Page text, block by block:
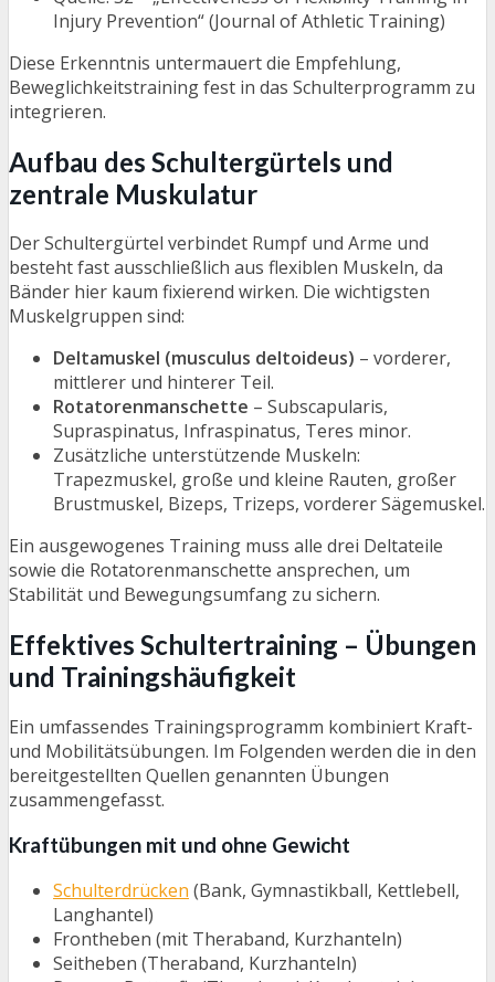
Injury Prevention“ (Journal of Athletic Training)
Diese Erkenntnis untermauert die Empfehlung,
Beweglichkeitstraining fest in das Schulterprogramm zu
integrieren.
Aufbau des Schultergürtels und
zentrale Muskulatur
Der Schultergürtel verbindet Rumpf und Arme und
besteht fast ausschließlich aus flexiblen Muskeln, da
Bänder hier kaum fixierend wirken. Die wichtigsten
Muskelgruppen sind:
Deltamuskel (musculus deltoideus) – vorderer,
mittlerer und hinterer Teil.
Rotatorenmanschette – Subscapularis,
Supraspinatus, Infraspinatus, Teres minor.
Zusätzliche unterstützende Muskeln:
Trapezmuskel, große und kleine Rauten, großer
Brustmuskel, Bizeps, Trizeps, vorderer Sägemuskel.
Ein ausgewogenes Training muss alle drei Deltateile
sowie die Rotatorenmanschette ansprechen, um
Stabilität und Bewegungsumfang zu sichern.
Effektives Schultertraining – Übungen
und Trainingshäufigkeit
Ein umfassendes Trainingsprogramm kombiniert Kraft-
und Mobilitätsübungen. Im Folgenden werden die in den
bereitgestellten Quellen genannten Übungen
zusammengefasst.
Kraftübungen mit und ohne Gewicht
Schulterdrücken (Bank, Gymnastikball, Kettlebell,
Langhantel)
Frontheben (mit Theraband, Kurzhanteln)
Seitheben (Theraband, Kurzhanteln)